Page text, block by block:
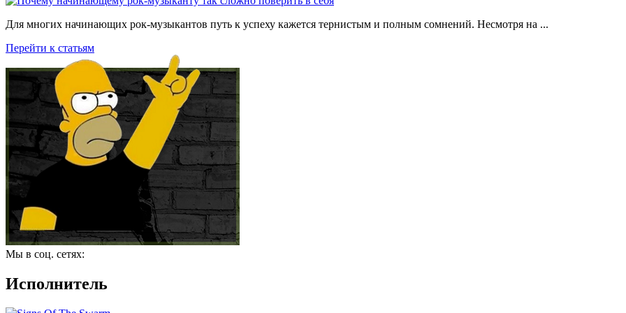
Для многих начинающих рок-музыкантов путь к успеху кажется тернистым и полным сомнений. Несмотря на ...
Перейти к статьям
Мы в соц. сетях:
Исполнитель